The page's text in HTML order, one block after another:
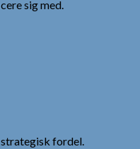
sig med.
strategisk fordel.